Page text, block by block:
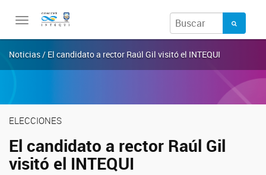
Toggle
Noticias / El candidato a rector Raúl Gil visitó el INTEQUI
ELECCIONES
El candidato a rector Raúl Gil
visitó el INTEQUI